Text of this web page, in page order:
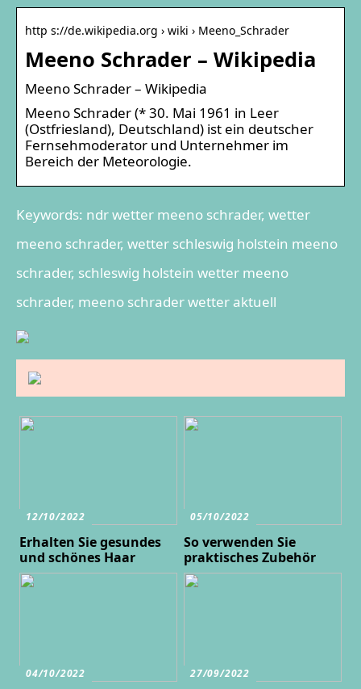
http s://de.wikipedia.org › wiki › Meeno_Schrader
Meeno Schrader – Wikipedia
Meeno Schrader – Wikipedia
Meeno Schrader (* 30. Mai 1961 in Leer
(Ostfriesland), Deutschland) ist ein deutscher
Fernsehmoderator und Unternehmer im
Bereich der Meteorologie.
Keywords: ndr wetter meeno schrader, wetter
meeno schrader, wetter schleswig holstein meeno
schrader, schleswig holstein wetter meeno
schrader, meeno schrader wetter aktuell
12/10/2022
Erhalten Sie gesundes
und schönes Haar
05/10/2022
So verwenden Sie
praktisches Zubehör
04/10/2022 27/09/2022